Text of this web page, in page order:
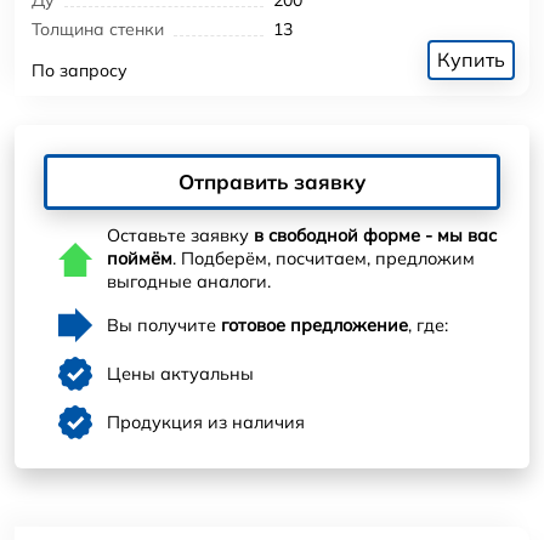
Толщина стенки
13
По запросу
Купить
Отправить заявку
Оставьте заявку в свободной форме - мы вас
поймём. Подберём, посчитаем, предложим
выгодные аналоги.
Вы получите готовое предложение, где:
Цены актуальны
Продукция из наличия